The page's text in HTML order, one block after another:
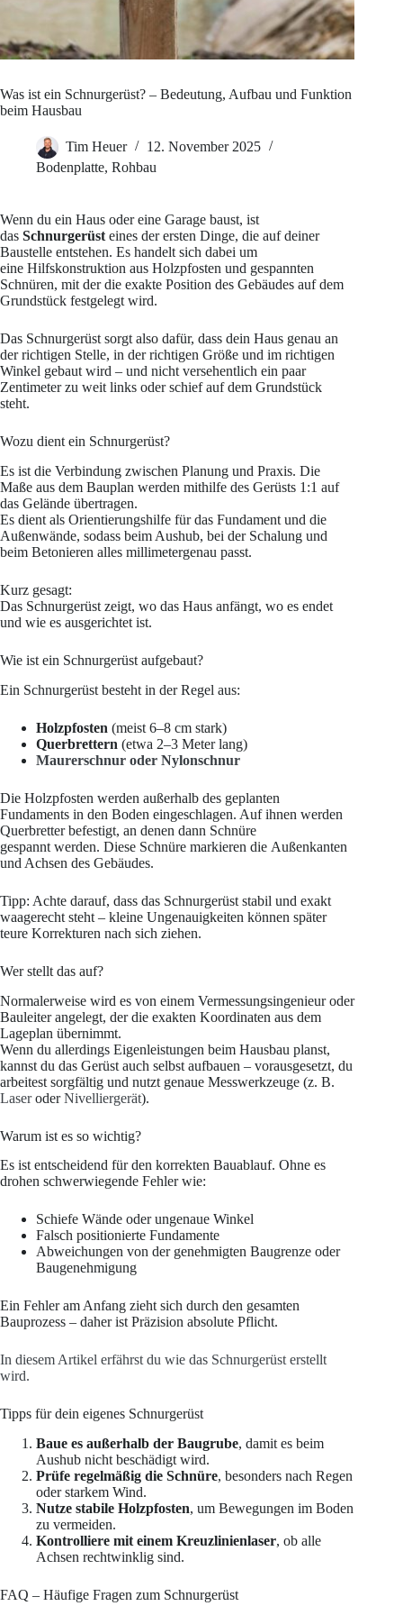
Was ist ein Schnurgerüst? – Bedeutung, Aufbau und Funktion
beim Hausbau
Tim Heuer
12. November 2025
Bodenplatte, Rohbau
Wenn du ein Haus oder eine Garage baust, ist
das Schnurgerüst eines der ersten Dinge, die auf deiner
Baustelle entstehen. Es handelt sich dabei um
eine Hilfskonstruktion aus Holzpfosten und gespannten
Schnüren, mit der die exakte Position des Gebäudes auf dem
Grundstück festgelegt wird.
Das Schnurgerüst sorgt also dafür, dass dein Haus genau an
der richtigen Stelle, in der richtigen Größe und im richtigen
Winkel gebaut wird – und nicht versehentlich ein paar
Zentimeter zu weit links oder schief auf dem Grundstück
steht.
Wozu dient ein Schnurgerüst?
Es ist die Verbindung zwischen Planung und Praxis. Die
Maße aus dem Bauplan werden mithilfe des Gerüsts 1:1 auf
das Gelände übertragen.
Es dient als Orientierungshilfe für das Fundament und die
Außenwände, sodass beim Aushub, bei der Schalung und
beim Betonieren alles millimetergenau passt.
Kurz gesagt:
Das Schnurgerüst zeigt, wo das Haus anfängt, wo es endet
und wie es ausgerichtet ist.
Wie ist ein Schnurgerüst aufgebaut?
Ein Schnurgerüst besteht in der Regel aus:
Holzpfosten (meist 6–8 cm stark)
Querbrettern (etwa 2–3 Meter lang)
Maurerschnur oder Nylonschnur
Die Holzpfosten werden außerhalb des geplanten
Fundaments in den Boden eingeschlagen. Auf ihnen werden
Querbretter befestigt, an denen dann Schnüre
gespannt werden. Diese Schnüre markieren die Außenkanten
und Achsen des Gebäudes.
Tipp: Achte darauf, dass das Schnurgerüst stabil und exakt
waagerecht steht – kleine Ungenauigkeiten können später
teure Korrekturen nach sich ziehen.
Wer stellt das auf?
Normalerweise wird es von einem Vermessungsingenieur oder
Bauleiter angelegt, der die exakten Koordinaten aus dem
Lageplan übernimmt.
Wenn du allerdings Eigenleistungen beim Hausbau planst,
kannst du das Gerüst auch selbst aufbauen – vorausgesetzt, du
arbeitest sorgfältig und nutzt genaue Messwerkzeuge (z. B.
LaseroderNivelliergerät).
Warum ist es so wichtig?
Es ist entscheidend für den korrekten Bauablauf. Ohne es
drohen schwerwiegende Fehler wie:
Schiefe Wände oder ungenaue Winkel
Falsch positionierte Fundamente
Abweichungen von der genehmigten Baugrenze oder
Baugenehmigung
Ein Fehler am Anfang zieht sich durch den gesamten
Bauprozess – daher ist Präzision absolute Pflicht.
In diesem Artikel erfährst du wie das Schnurgerüst erstellt
wird.
Tipps für dein eigenes Schnurgerüst
Baue es außerhalb der Baugrube, damit es beim
Aushub nicht beschädigt wird.
Prüfe regelmäßig die Schnüre, besonders nach Regen
oder starkem Wind.
Nutze stabile Holzpfosten, um Bewegungen im Boden
zu vermeiden.
Kontrolliere mit einem Kreuzlinienlaser, ob alle
Achsen rechtwinklig sind.
FAQ – Häufige Fragen zum Schnurgerüst